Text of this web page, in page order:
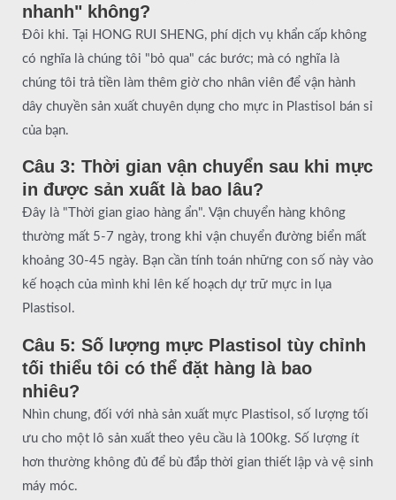
nhanh" không?
Đôi khi. Tại HONG RUI SHENG, phí dịch vụ khẩn cấp không
có nghĩa là chúng tôi "bỏ qua" các bước; mà có nghĩa là
chúng tôi trả tiền làm thêm giờ cho nhân viên để vận hành
dây chuyền sản xuất chuyên dụng cho mực in Plastisol bán sỉ
của bạn.
Câu 3: Thời gian vận chuyển sau khi mực
in được sản xuất là bao lâu?
Đây là "Thời gian giao hàng ẩn". Vận chuyển hàng không
thường mất 5-7 ngày, trong khi vận chuyển đường biển mất
khoảng 30-45 ngày. Bạn cần tính toán những con số này vào
kế hoạch của mình khi lên kế hoạch dự trữ mực in lụa
Plastisol.
Câu 5: Số lượng mực Plastisol tùy chỉnh
tối thiểu tôi có thể đặt hàng là bao
nhiêu?
Nhìn chung, đối với nhà sản xuất mực Plastisol, số lượng tối
ưu cho một lô sản xuất theo yêu cầu là 100kg. Số lượng ít
hơn thường không đủ để bù đắp thời gian thiết lập và vệ sinh
máy móc.